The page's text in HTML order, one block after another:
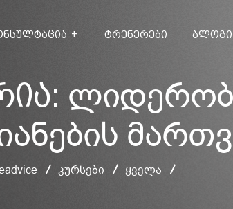
ᲢᲠᲔᲜᲔᲠᲔᲑᲘ ᲑᲚᲝᲒᲘ
კურსები ყველა